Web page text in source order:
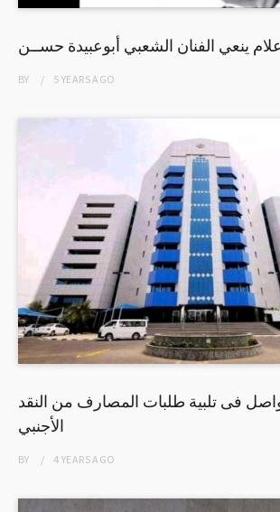
ينعي الفنان الشعبي أبوعبيدة حســن
BY 5 YEARSAGO
فى تلبية طلبات المصارف من النقد
الأجنبي
BY 4 YEARSAGO